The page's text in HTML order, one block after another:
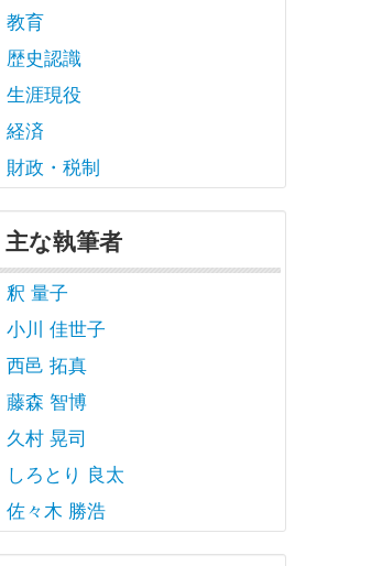
教育
歴史認識
生涯現役
経済
財政・税制
主な執筆者
釈 量子
小川 佳世子
西邑 拓真
藤森 智博
久村 晃司
しろとり 良太
佐々木 勝浩